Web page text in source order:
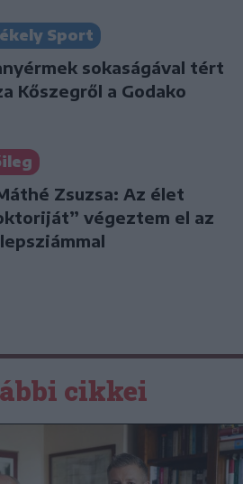
Sport
sokaságával tért
Kőszegről a Godako
Zsuzsa: Az élet
végeztem el az
cikkei